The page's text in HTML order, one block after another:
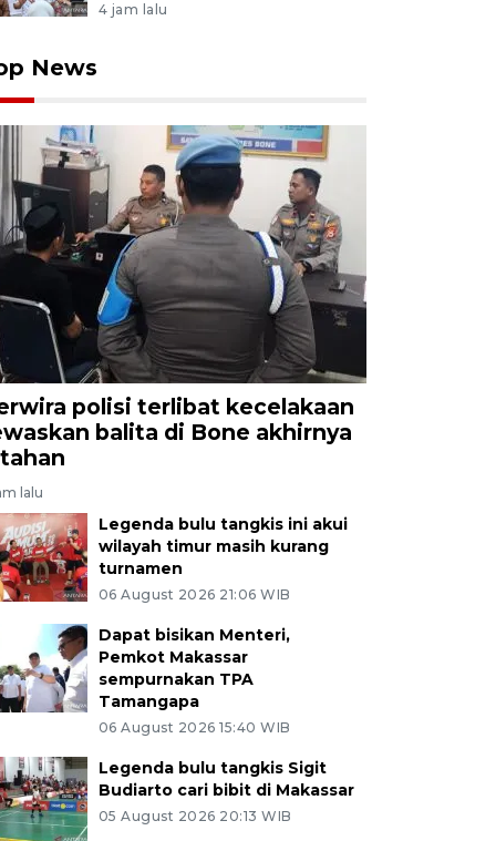
4 jam lalu
News
polisi terlibat kecelakaan
balita di Bone akhirnya
lalu
Legenda bulu tangkis ini akui
wilayah timur masih kurang
turnamen
06 August 2026 21:06 WIB
Dapat bisikan Menteri,
Pemkot Makassar
sempurnakan TPA
Tamangapa
06 August 2026 15:40 WIB
Legenda bulu tangkis Sigit
Budiarto cari bibit di Makassar
05 August 2026 20:13 WIB